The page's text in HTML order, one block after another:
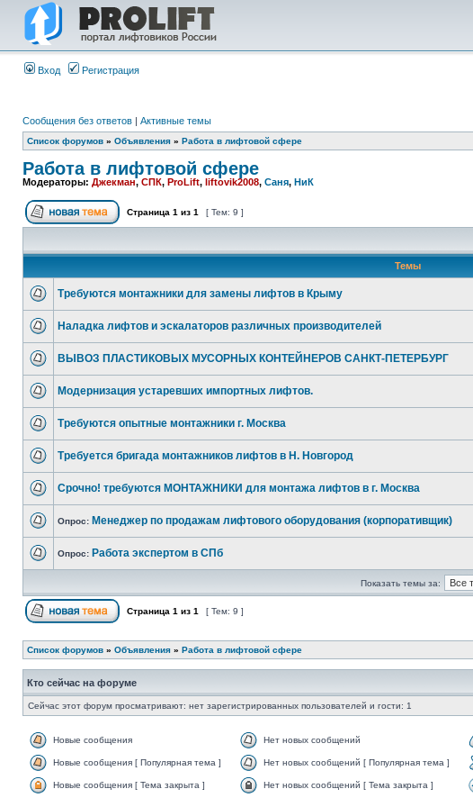
Вход Регистрация
Сообщения без ответов | Активные темы
Список форумов » Объявления » Работа в лифтовой сфере
Работа в лифтовой сфере
Модераторы: Джекман, СПК, ProLift, liftovik2008, Саня, НиК
Страница 1 из 1 [ Тем: 9 ]
Темы
Требуются монтажники для замены лифтов в Крыму
Наладка лифтов и эскалаторов различных производителей
ВЫВОЗ ПЛАСТИКОВЫХ МУСОРНЫХ КОНТЕЙНЕРОВ САНКТ-ПЕТЕРБУРГ
Модернизация устаревших импортных лифтов.
Требуются опытные монтажники г. Москва
Требуется бригада монтажников лифтов в Н. Новгород
Срочно! требуются МОНТАЖНИКИ для монтажа лифтов в г. Москва
Опрос: Менеджер по продажам лифтового оборудования (корпоративщик)
Опрос: Работа экспертом в СПб
Показать темы за:
Страница 1 из 1 [ Тем: 9 ]
Список форумов » Объявления » Работа в лифтовой сфере
Кто сейчас на форуме
Сейчас этот форум просматривают: нет зарегистрированных пользователей и гости: 1
Новые сообщения Нет новых сообщений
Новые сообщения [ Популярная тема ] Нет новых сообщений [ Популярная тема ]
Новые сообщения [ Тема закрыта ] Нет новых сообщений [ Тема закрыта ]